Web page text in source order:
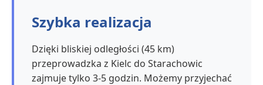
Szybka realizacja
Dzięki bliskiej odległości (45 km)
przeprowadzka z Kielc do Starachowic
zajmuje tylko 3-5 godzin. Możemy przyjechać